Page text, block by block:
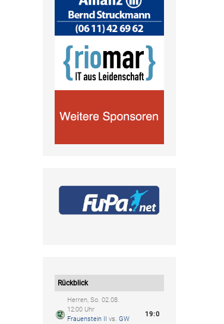
Rückblick
Herren, So. 02.08.
12:00 Uhr
Frauenstein II
vs. GW
19:0